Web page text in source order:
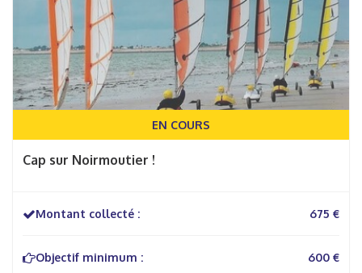
EN COURS
Cap sur Noirmoutier !
Montant collecté : 675 €
Objectif minimum :
600 €